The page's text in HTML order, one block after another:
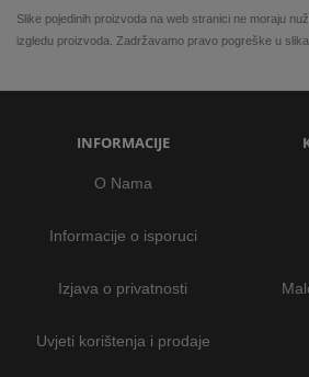
Slike pojedinih proizvoda na web stranici ne moraju
izgledu proizvoda. Zadržavamo pravo pogreške u
INFORMACIJE
O Nama
Informacije o isporuci
Izjava o privatnosti
Uvjeti korištenja i prodaje